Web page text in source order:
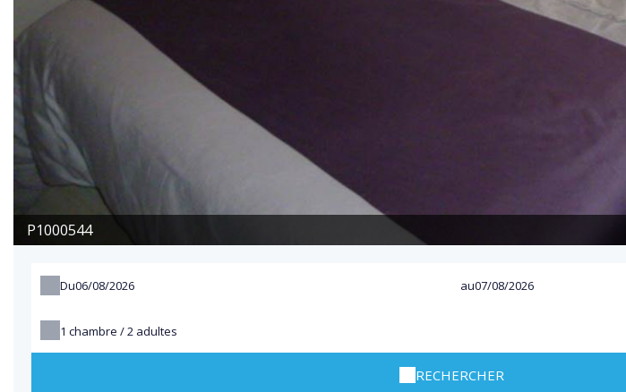
P1000544
Du au
1 chambre /2 adultes
RECHERCHER